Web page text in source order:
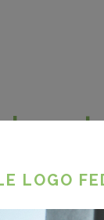
le
avec
LOGO